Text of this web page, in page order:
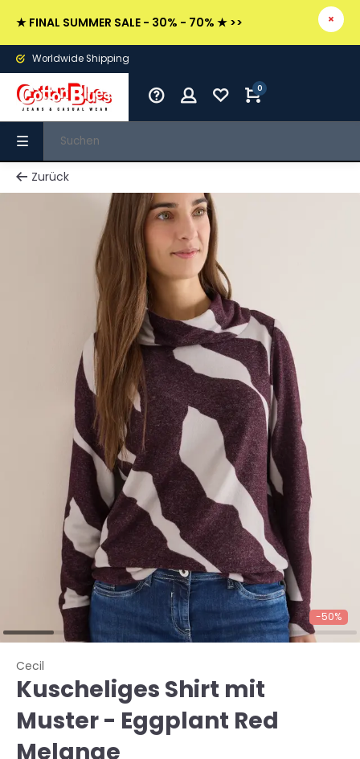
★ FINAL SUMMER SALE - 30% - 70% ★ >>
Worldwide Shipping
0
Zurück
-50%
Cecil
Kuscheliges Shirt mit
Muster - Eggplant Red
Melange